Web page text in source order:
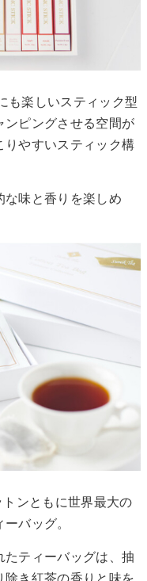
も楽しいスティック型
ンピングさせる空間が
りやすいスティック構
な味と香りを楽しめ
トンともに世界最大の
バッグ。
たティーバッグは、抽
除き紅茶の香りと味を